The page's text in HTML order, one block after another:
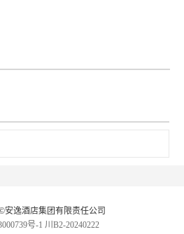
安逸酒店集团有限责任公司
号-1 川B2-20240222